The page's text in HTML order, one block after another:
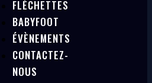
FLÉCHETTES
BABYFOOT
ÉVÈNEMENTS
CONTACTEZ-
NOUS